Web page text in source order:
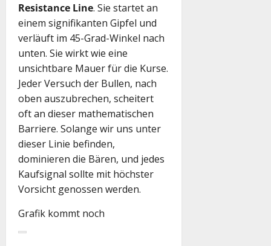
Resistance Line. Sie startet an
einem signifikanten Gipfel und
verläuft im 45-Grad-Winkel nach
unten. Sie wirkt wie eine
unsichtbare Mauer für die Kurse.
Jeder Versuch der Bullen, nach
oben auszubrechen, scheitert
oft an dieser mathematischen
Barriere. Solange wir uns unter
dieser Linie befinden,
dominieren die Bären, und jedes
Kaufsignal sollte mit höchster
Vorsicht genossen werden.
Grafik kommt noch